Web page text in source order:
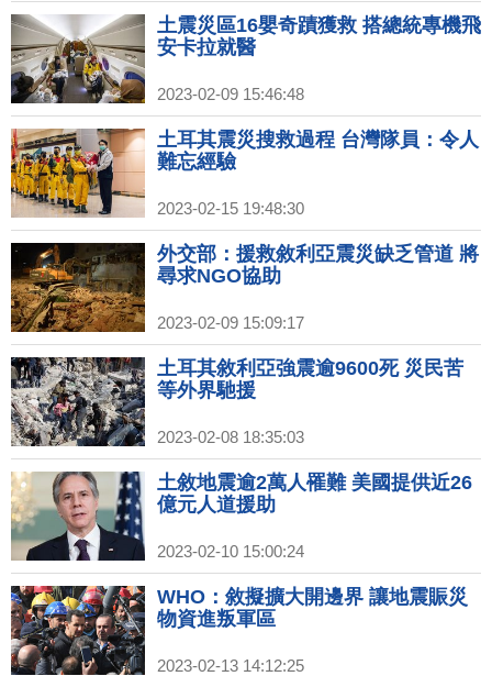
土震災區16嬰奇蹟獲救 搭總統專機飛
安卡拉就醫
2023-02-09 15:46:48
土耳其震災搜救過程 台灣隊員：令人
難忘經驗
2023-02-15 19:48:30
外交部：援救敘利亞震災缺乏管道 將
尋求NGO協助
2023-02-09 15:09:17
土耳其敘利亞強震逾9600死 災民苦
等外界馳援
2023-02-08 18:35:03
土敘地震逾2萬人罹難 美國提供近26
億元人道援助
2023-02-10 15:00:24
WHO：敘擬擴大開邊界 讓地震賑災
物資進叛軍區
2023-02-13 14:12:25